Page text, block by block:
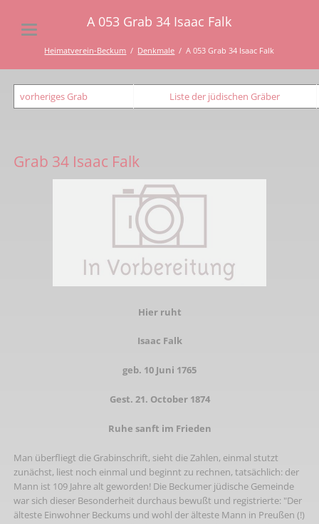
A 053 Grab 34 Isaac Falk
Heimatverein-Beckum Denkmale A 053 Grab 34 Isaac Falk
vorheriges Grab Liste der jüdischen Gräber
Grab 34 Isaac Falk
Hier ruht
Isaac Falk
geb. 10 Juni 1765
Gest. 21. October 1874
Ruhe sanft im Frieden
Man überfliegt die Grabinschrift, sieht die Zahlen, einmal stutzt
zunächst, liest noch einmal und beginnt zu rechnen, tatsächlich: der
Mann ist 109 Jahre alt geworden! Die Beckumer jüdische Gemeinde
war sich dieser Besonderheit durchaus bewußt und registrierte: "Der
älteste Einwohner Beckums und wohl der älteste Mann in Preußen (!)